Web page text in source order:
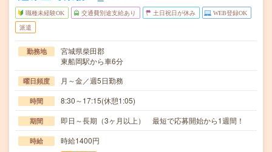
職種未経験OK 交通費別途支給あり 土日祝日が休み WEB登録OK
派遣
勤務地
宮城県柴田郡
東船岡駅から車6分
曜日頻度 月～金／週5日勤務
時間 8:30～17:15(休憩1:05)
期間 即日～長期（3ヶ月以上） 最短で応募開始から1週間！
時給 時給1400円